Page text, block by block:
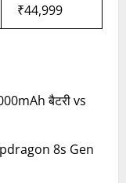
₹44,999
बैटरी vs
8s Gen